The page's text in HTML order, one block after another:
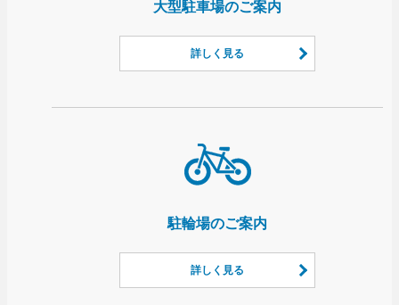
大型駐車場のご案内
詳しく見る
駐輪場のご案内
詳しく見る